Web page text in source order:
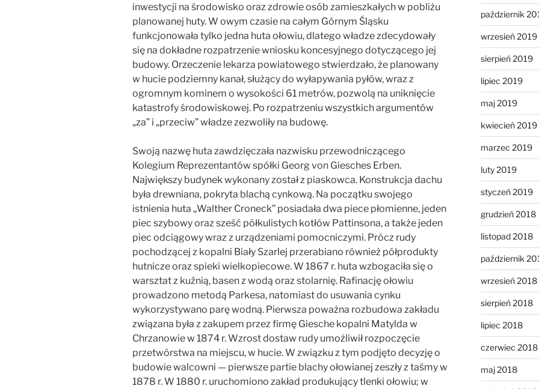
inwestycji na środowisko oraz zdrowie osób zamieszkałych w pobliżu
planowanej huty. W owym czasie na całym Górnym Śląsku
funkcjonowała tylko jedna huta ołowiu, dlatego władze zdecydowały
się na dokładne rozpatrzenie wniosku koncesyjnego dotyczącego jej
budowy. Orzeczenie lekarza powiatowego stwierdzało, że planowany
w hucie podziemny kanał, służący do wyłapywania pyłów, wraz z
ogromnym kominem o wysokości 61 metrów, pozwolą na uniknięcie
katastrofy środowiskowej. Po rozpatrzeniu wszystkich argumentów
„za” i „przeciw” władze zezwoliły na budowę.
Swoją nazwę huta zawdzięczała nazwisku przewodniczącego
Kolegium Reprezentantów spółki Georg von Giesches Erben.
Największy budynek wykonany został z piaskowca. Konstrukcja dachu
była drewniana, pokryta blachą cynkową. Na początku swojego
istnienia huta „Walther Croneck” posiadała dwa piece płomienne, jeden
piec szybowy oraz sześć półkulistych kotłów Pattinsona, a także jeden
piec odciągowy wraz z urządzeniami pomocniczymi. Prócz rudy
pochodzącej z kopalni Biały Szarlej przerabiano również półprodukty
hutnicze oraz spieki wielkopiecowe. W 1867 r. huta wzbogaciła się o
warsztat z kuźnią, basen z wodą oraz stolarnię. Rafinację ołowiu
prowadzono metodą Parkesa, natomiast do usuwania cynku
wykorzystywano parę wodną. Pierwsza poważna rozbudowa zakładu
związana była z zakupem przez firmę Giesche kopalni Matylda w
Chrzanowie w 1874 r. Wzrost dostaw rudy umożliwił rozpoczęcie
przetwórstwa na miejscu, w hucie. W związku z tym podjęto decyzję o
budowie walcowni — pierwsze partie blachy ołowianej zeszły z taśmy w
1878 r. W 1880 r. uruchomiono zakład produkujący tlenki ołowiu; w
październik
wrzesień 2019
sierpień 2019
lipiec 2019
maj 2019
kwiecień 2019
marzec 2019
luty 2019
styczeń 2019
grudzień 2018
listopad 2018
październik
wrzesień 2018
sierpień 2018
lipiec 2018
czerwiec 2018
maj 2018